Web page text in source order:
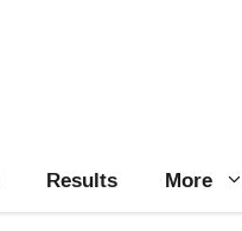
Results More